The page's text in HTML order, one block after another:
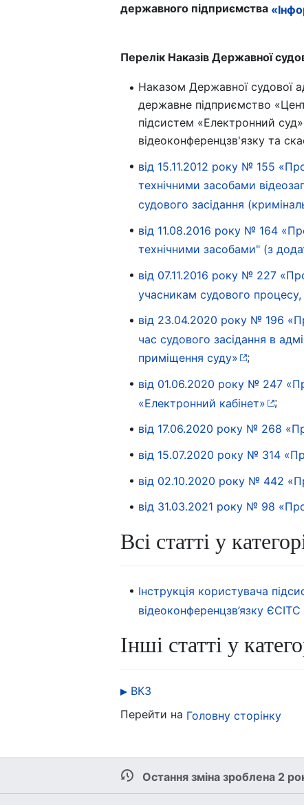
державного підприємства
Перелік Наказів Державної
Наказом Державної судової
державне підприємство
підсистем «Електронний
відеоконференцзв'язку та
від 15.11.2012 року № 155
технічними засобами
судового засідання
від 11.08.2016 року № 164
технічними засобами" (з
від 07.11.2016 року № 227
учасникам судового
від 23.04.2020 року № 196
час судового засідання в
приміщення суду»
;
від 01.06.2020 року № 247
«Електронний кабінет»
;
від 17.06.2020 року № 268
від 15.07.2020 року № 314
від 02.10.2020 року № 442
від 31.03.2021 року № 98
Всі статті у
Інструкція користувача
відеоконференцзв’язку ЄСІТС
Інші статті у
ВКЗ
Перейти на Головну сторінку
Остання зміна зроблена 2